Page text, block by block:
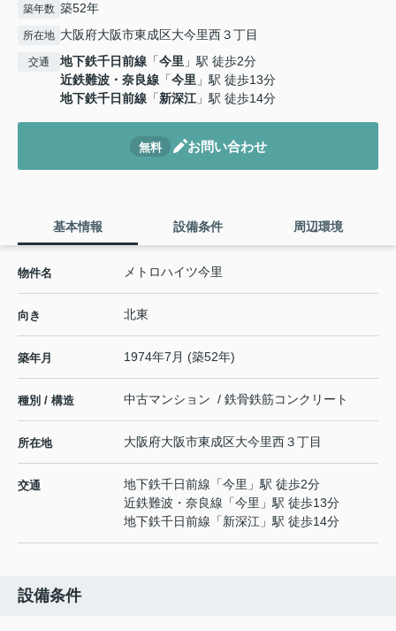
築年数 築52年
所在地 大阪府大阪市東成区大今里西３丁目
交通 地下鉄千日前線 「今里 」駅 徒歩2分
近鉄難波・奈良線 「今里 」駅 徒歩13分
地下鉄千日前線 「新深江」駅 徒歩14分
無料 お問い合わせ
基本情報 設備条件 周辺環境
物件名 メトロハイツ今里
向き 北東
築年月 1974年7月 (築52年)
種別 / 構造 中古マンション / 鉄骨鉄筋コンクリート
所在地 大阪府大阪市東成区大今里西３丁目
交通 地下鉄千日前線 「今里 」駅 徒歩2分
近鉄難波・奈良線 「今里 」駅 徒歩13分
地下鉄千日前線 「新深江 」駅 徒歩14分
設備条件